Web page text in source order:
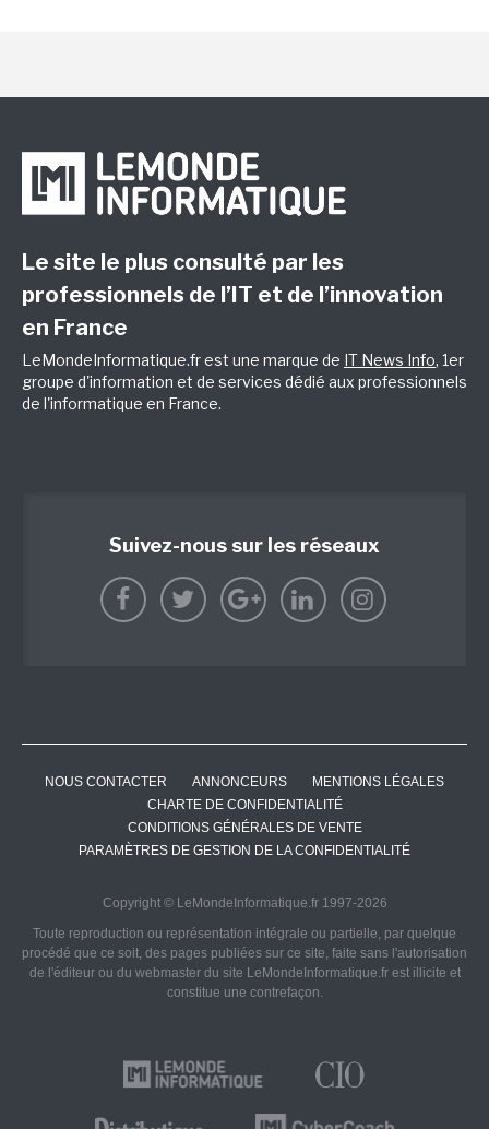
Le site le plus consulté par les
professionnels de l’IT et de l’innovation
en France
LeMondeInformatique.fr est une marque de IT News Info, 1er
groupe d'information et de services dédié aux professionnels
de l'informatique en France.
Suivez-nous sur les réseaux
NOUS CONTACTER ANNONCEURS
MENTIONS LÉGALES
CHARTE DE CONFIDENTIALITÉ
CONDITIONS GÉNÉRALES DE VENTE
PARAMÈTRES DE GESTION DE LA CONFIDENTIALITÉ
Copyright © LeMondeInformatique.fr 1997-2026
Toute reproduction ou représentation intégrale ou partielle, par quelque
procédé que ce soit, des pages publiées sur ce site, faite sans l'autorisation
de l'éditeur ou du webmaster du site LeMondeInformatique.fr est illicite et
constitue une contrefaçon.